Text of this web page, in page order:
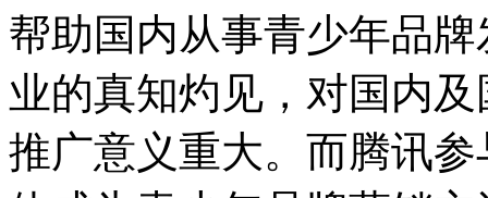
帮助国内从事青少年品
业的真知灼见，对国内
推广意义重大。而腾讯